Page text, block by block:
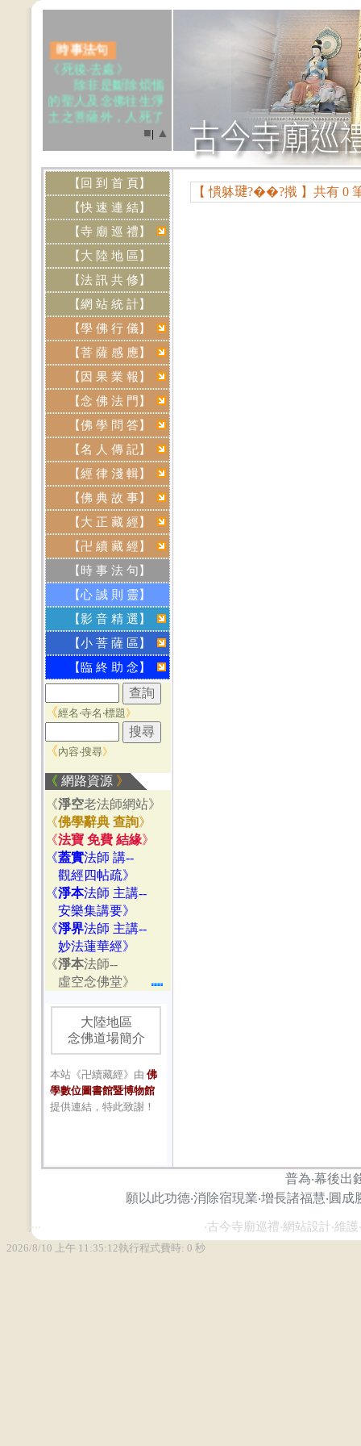
...
時事法句
《死後‧去處》
除非是斷除煩惱
的聖人及念佛往生淨
土之菩薩外，人死了
一定會再投生，投生
網站資訊
‧本網站《免費刊
登》各道場法會共修
及活動訊息，歡迎提
供資料，來信請寄
Email:
btly.tw@yahoo.com.tw
■| ▲
【回 到 首 頁】
【快 速 連 結】
【寺 廟 巡 禮】
【大 陸 地 區】
【法 訊 共 修】
【網 站 統 計】
【學 佛 行 儀】
【菩 薩 感 應】
【因 果 業 報】
【念 佛 法 門】
【佛 學 問 答】
【名 人 傳 記】
【經 律 淺 輯】
【佛 典 故 事】
【大 正 藏 經】
【卍 續 藏 經】
【時 事 法 句】
【心 誠 則 靈】
【影 音 精 選】
【小 菩 薩 區】
【臨 終 助 念】
《經名‧寺名‧標題》
《內容‧搜尋》
《 網路資源 》
《淨空老法師網站》
《佛學辭典 查詢》
《法寶 免費 結緣》
《蓋實法師 講--
觀經四帖疏》
《淨本法師 主講--
安樂集講要》
《淨界法師 主講--
妙法蓮華經》
《淨本法師--
虛空念佛堂》
大陸地區
念佛道場簡介
本站《卍續藏經》由 佛
學數位圖書館暨博物館
提供連結，特此致謝！
【 憒躰𤧣?��?撠 】共有 0
普為‧幕後出
願以此功德‧消除宿現業‧增長諸福慧‧圓
‧古今寺廟巡禮‧網站設計‧維
2026/8/10 上午 11:35:12執行程式費時: 0 秒